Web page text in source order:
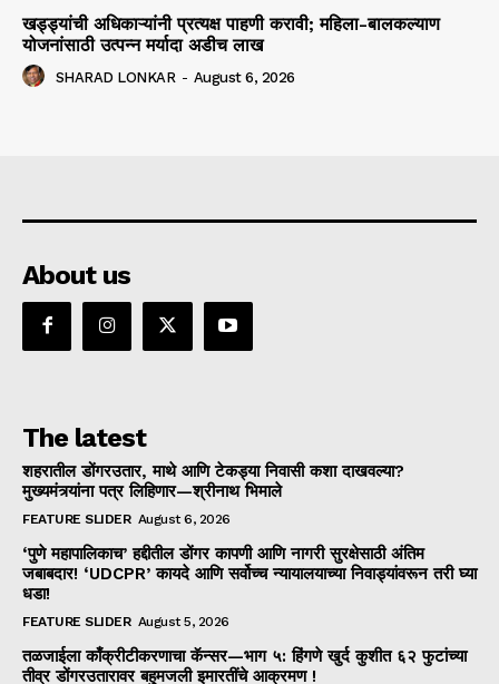
खड्ड्यांची अधिकाऱ्यांनी प्रत्यक्ष पाहणी करावी; महिला-बालकल्याण
योजनांसाठी उत्पन्न मर्यादा अडीच लाख
SHARAD LONKAR - August 6, 2026
About us
The latest
शहरातील डोंगरउतार, माथे आणि टेकड्या निवासी कशा दाखवल्या?
मुख्यमंत्र्यांना पत्र लिहिणार—श्रीनाथ भिमाले
FEATURE SLIDER August 6, 2026
‘पुणे महापालिकाच’ हद्दीतील डोंगर कापणी आणि नागरी सुरक्षेसाठी अंतिम
जबाबदार! ‘UDCPR’ कायदे आणि सर्वोच्च न्यायालयाच्या निवाड्यांवरून तरी घ्या
धडा!
FEATURE SLIDER August 5, 2026
तळजाईला काँक्रीटीकरणाचा कॅन्सर—भाग ५: हिंगणे खुर्द कुशीत ६२ फुटांच्या
तीव्र डोंगरउतारावर बहुमजली इमारतींचे आक्रमण !